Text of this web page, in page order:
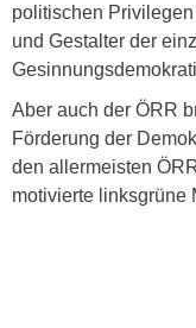
politischen
und Gestalter der
Aber auch der ÖRR
Förderung der
den allermeisten
motivierte linksgrüne